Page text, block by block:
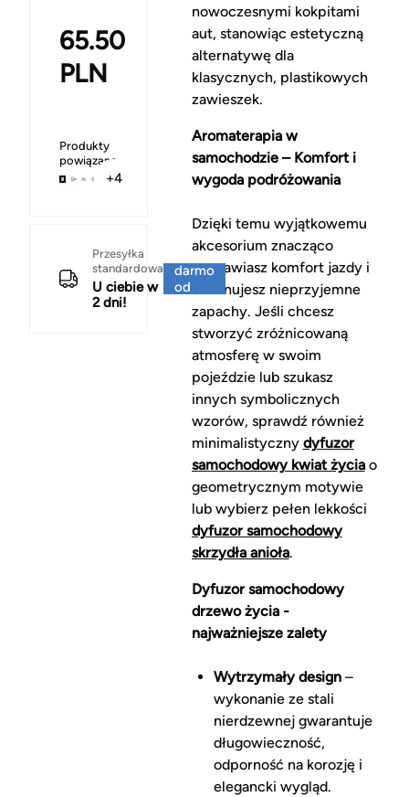
65.50
PLN
Produkty
powiązane
+4
Przesyłka
standardowa
U ciebie w
2 dni!
darmo
od
nowoczesnymi kokpitami
aut, stanowiąc estetyczną
alternatywę dla
klasycznych, plastikowych
zawieszek.
Aromaterapia w
samochodzie – Komfort i
wygoda podróżowania
Dzięki temu wyjątkowemu
akcesorium znacząco
poprawiasz komfort jazdy i
eliminujesz nieprzyjemne
zapachy. Jeśli chcesz
stworzyć zróżnicowaną
atmosferę w swoim
pojeździe lub szukasz
innych symbolicznych
wzorów, sprawdź również
minimalistyczny dyfuzor
samochodowy kwiat życiao
geometrycznym motywie
lub wybierz pełen lekkości
dyfuzor samochodowy
skrzydła anioła.
Dyfuzor samochodowy
drzewo życia -
najważniejsze zalety
Wytrzymały design–
wykonanie ze stali
nierdzewnej gwarantuje
długowieczność,
odporność na korozję i
elegancki wygląd.